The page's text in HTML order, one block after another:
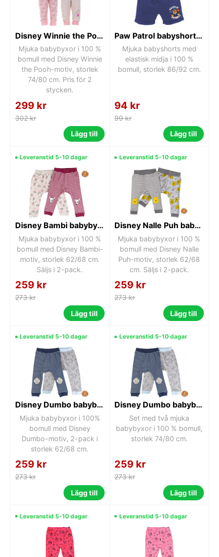
Disney Winnie the Pooh babybyxor 2-pack 74/80 cm
Mjuka babybyxor i 100 %
bomull med Disney Winnie
the Pooh-motiv, storlek
74/80 cm. Pris för 2
stycken.
299 kr
302 kr
Lägg till
Paw Patrol babyshorts 86/92 cm
Mjuka babyshorts med
elastisk midja i 100 %
bomull, storlek 86/92 cm.
94 kr
99 kr
Lägg till
Leveranstid 5-10 dagar
Disney Bambi babybyxor 2-pack 62/68 cm
Mjuka babybyxor i 100 %
bomull med Disney Bambi-
motiv, storlek 62/68 cm.
Säljs i 2-pack.
259 kr
273 kr
Lägg till
Leveranstid 5-10 dagar
Disney Nalle Puh babybyxor 2-pack 62/68 cm
Mjuka babybyxor i 100 %
bomull med Disney Nalle
Puh-motiv, storlek 62/68
cm. Säljs i 2-pack.
259 kr
273 kr
Lägg till
Leveranstid 5-10 dagar
Disney Dumbo babybyxor 2-pack 62/68 cm
Mjuka babybyxor i 100%
bomull med Disney
Dumbo-motiv, 2-pack i
storlek 62/68 cm.
259 kr
273 kr
Lägg till
Leveranstid 5-10 dagar
Disney Dumbo babybyxor set om 2, 74/80 cm
Set med två mjuka
babybyxor i 100 % bomull,
storlek 74/80 cm.
259 kr
273 kr
Lägg till
Leveranstid 5-10 dagar Leveranstid 5-10 dagar